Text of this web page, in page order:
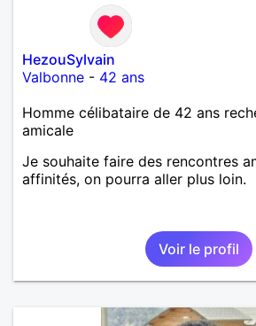
HezouSylvain
Valbonne - 42 ans
Homme célibataire de 42 ans
amicale
Je souhaite faire des rencontres
affinités, on pourra aller plus loin.
Voir le profil